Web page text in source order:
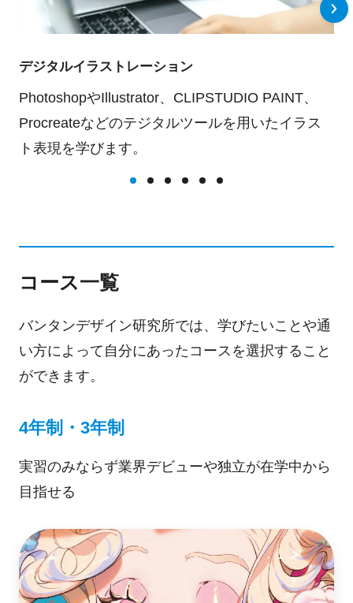
デジタルイラストレーション
PhotoshopやIllustrator、CLIPSTUDIO PAINT、
Procreateなどのテジタルツールを用いたイラス
ト表現を学びます。
コース一覧
バンタンデザイン研究所では、学びたいことや通
い方によって自分にあったコースを選択すること
ができます。
4年制・3年制
実習のみならず業界デビューや独立が在学中から
目指せる